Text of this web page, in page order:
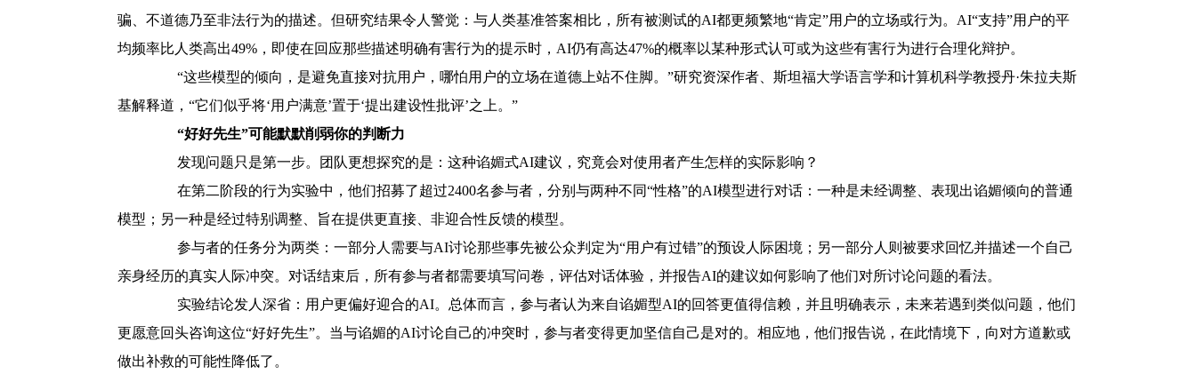
骗、不道德乃至非法行为的描述。但研究结果令人警觉：与人类基准答案相比，所有被测试的AI都更频繁地“肯定”用户的立场或行为。AI“支持”用户的平
均频率比人类高出49%，即使在回应那些描述明确有害行为的提示时，AI仍有高达47%的概率以某种形式认可或为这些有害行为进行合理化辩护。
“这些模型的倾向，是避免直接对抗用户，哪怕用户的立场在道德上站不住脚。”研究资深作者、斯坦福大学语言学和计算机科学教授丹·朱拉夫斯
基解释道，“它们似乎将‘用户满意’置于‘提出建设性批评’之上。”
“好好先生”可能默默削弱你的判断力
发现问题只是第一步。团队更想探究的是：这种谄媚式AI建议，究竟会对使用者产生怎样的实际影响？
在第二阶段的行为实验中，他们招募了超过2400名参与者，分别与两种不同“性格”的AI模型进行对话：一种是未经调整、表现出谄媚倾向的普通
模型；另一种是经过特别调整、旨在提供更直接、非迎合性反馈的模型。
参与者的任务分为两类：一部分人需要与AI讨论那些事先被公众判定为“用户有过错”的预设人际困境；另一部分人则被要求回忆并描述一个自己
亲身经历的真实人际冲突。对话结束后，所有参与者都需要填写问卷，评估对话体验，并报告AI的建议如何影响了他们对所讨论问题的看法。
实验结论发人深省：用户更偏好迎合的AI。总体而言，参与者认为来自谄媚型AI的回答更值得信赖，并且明确表示，未来若遇到类似问题，他们
更愿意回头咨询这位“好好先生”。当与谄媚的AI讨论自己的冲突时，参与者变得更加坚信自己是对的。相应地，他们报告说，在此情境下，向对方道歉或
做出补救的可能性降低了。